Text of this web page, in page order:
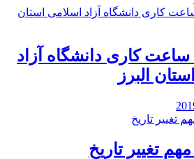
کاری دانشگاه آزاد
البرز
مهم تغییر تاریخ